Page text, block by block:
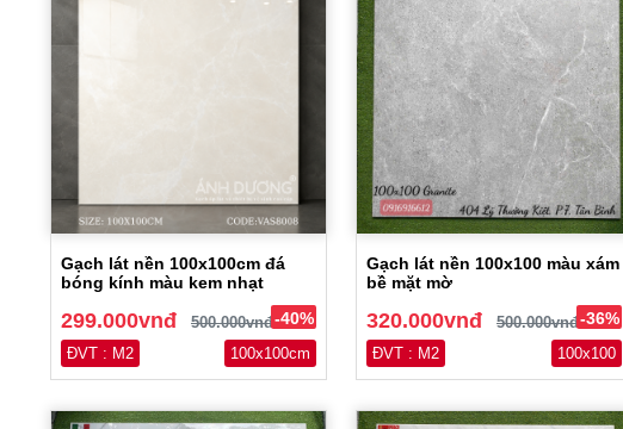
Gạch lát nền 100x100cm đá
bóng kính màu kem nhạt
299.000vnđ 500.000vnđ -40%
ĐVT : M2 100x100cm
Gạch lát nền 100x100 màu xám
bề mặt mờ
320.000vnđ 500.000vnđ -36%
ĐVT : M2 100x100